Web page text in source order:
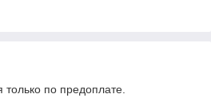
только по предоплате.